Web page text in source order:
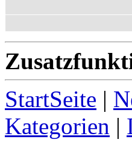
StartSeite |
Kategorien |